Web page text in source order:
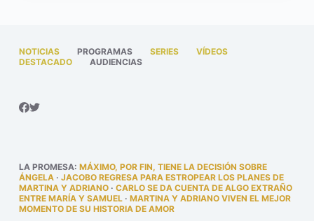
NOTICIAS PROGRAMAS SERIES
VÍDEOS
DESTACADO
AUDIENCIAS
LA PROMESA: MÁXIMO, POR FIN, TIENE LA DECISIÓN SOBRE
ÁNGELA· JACOBO REGRESA PARA ESTROPEAR LOS PLANES DE
MARTINA Y ADRIANO· CARLO SE DA CUENTA DE ALGO EXTRAÑO
ENTRE MARÍA Y SAMUEL· MARTINA Y ADRIANO VIVEN EL MEJOR
MOMENTO DE SU HISTORIA DE AMOR